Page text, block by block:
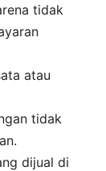
tidak
atau
tidak
dijual di